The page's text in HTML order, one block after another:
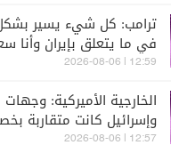
ترامب: كل شيء يسير
في ما يتعلق بإيران وأنا
وزير الحرب
12:59 | 2026-08-06
الخارجية الأميركية: وجهات
وإسرائيل كانت متقاربة
بـ"المنطقة التجريبية"
12:57 | 2026-08-06